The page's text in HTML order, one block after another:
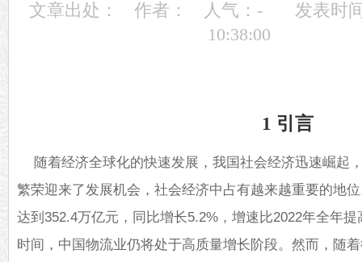
文章出处： 作者： 人气： -
发表时
10:38:00
1 引言
随着经济全球化的快速发展，我国社会经济迅速崛起
繁荣迎来了发展机会，社会经济中占有越来越重要的地
达到352.4万亿元，同比增长5.2%，增速比2022年全年
时间，中国物流业仍将处于高质量增长阶段。然而，随